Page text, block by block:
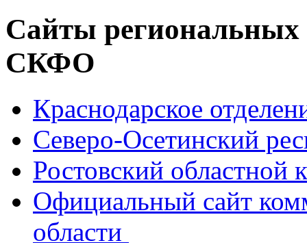
Сайты
СКФО
Краснодарское
Северо-Осетинский
Ростовский
Официальный сайт
области